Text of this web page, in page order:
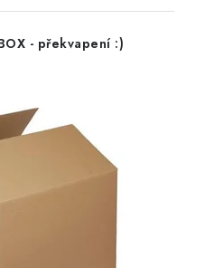
- překvapení :)